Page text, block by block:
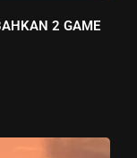
2 GAME